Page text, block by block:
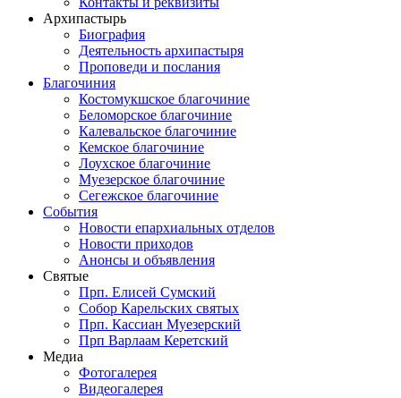
Архипастырь
Биография
Деятельность архипастыря
Проповеди и послания
Благочиния
Костомукшское благочиние
Беломорское благочиние
Калевальское благочиние
Кемское благочиние
Лоухское благочиние
Муезерское благочиние
Сегежское благочиние
События
Новости епархиальных отделов
Новости приходов
Анонсы и объявления
Святые
Прп. Елисей Сумский
Собор Карельских святых
Прп. Кассиан Муезерский
Прп Варлаам Керетский
Медиа
Фотогалерея
Видеогалерея